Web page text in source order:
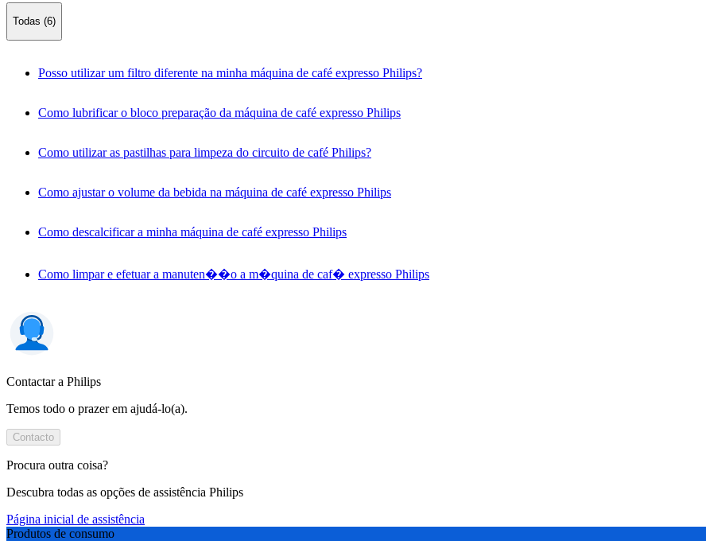
Todas (6)
Posso utilizar um filtro diferente na minha máquina de café expresso Philips?
Como lubrificar o bloco preparação da máquina de café expresso Philips
Como utilizar as pastilhas para limpeza do circuito de café Philips?
Como ajustar o volume da bebida na máquina de café expresso Philips
Como descalcificar a minha máquina de café expresso Philips
Como limpar e efetuar a manuten��o a m�quina de caf� expresso Philips
Contactar a Philips
Temos todo o prazer em ajudá-lo(a).
Contacto
Procura outra coisa?
Descubra todas as opções de assistência Philips
Página inicial de assistência
Produtos de consumo